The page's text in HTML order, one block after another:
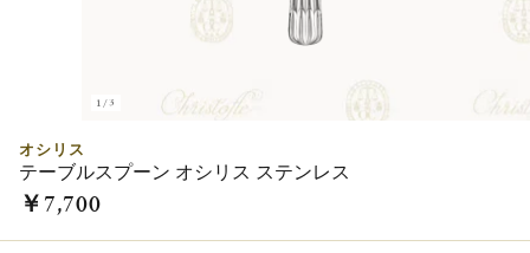
1/3
オシリス
テーブルスプーン オシリス ステンレス
￥7,700